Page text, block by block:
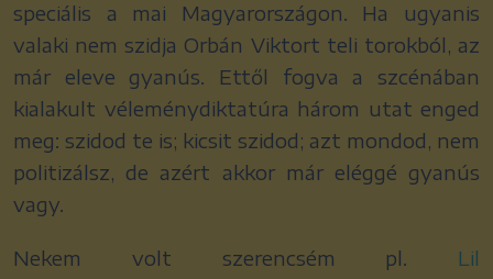
speciális a mai Magyarországon. Ha ugyanis
valaki nem szidja Orbán Viktort teli torokból, az
már eleve gyanús. Ettől fogva a szcénában
kialakult véleménydiktatúra három utat enged
meg: szidod te is; kicsit szidod; azt mondod, nem
politizálsz, de azért akkor már eléggé gyanús
vagy.
Nekem volt szerencsém pl. Lil